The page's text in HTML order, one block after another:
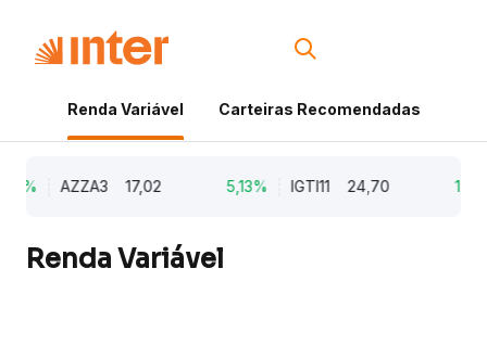
Renda Variável Carteiras Recomendadas
AZZA3 17,02 5,13% IGTI11 24,70
Renda Variável